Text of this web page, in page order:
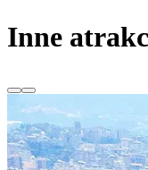
Inne